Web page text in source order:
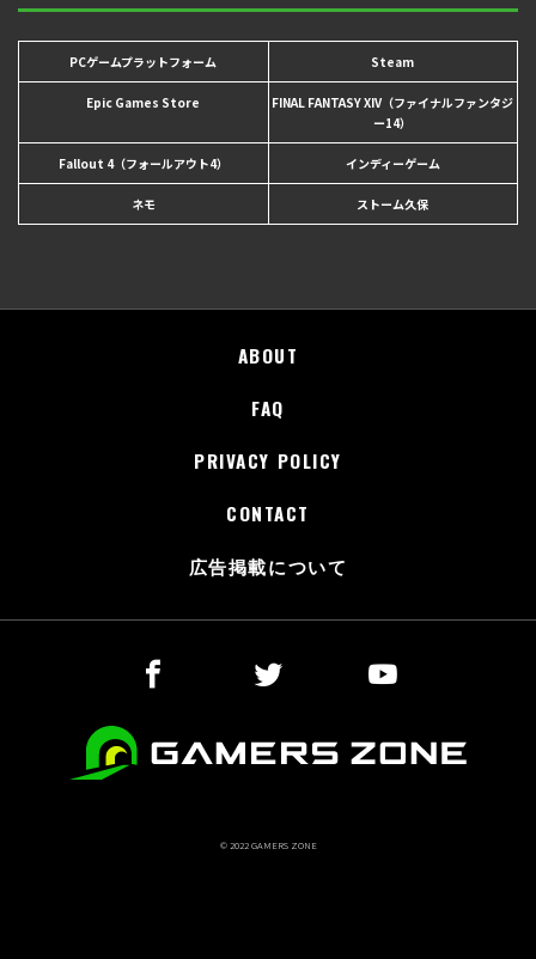
PCゲームプラットフォーム Steam
Epic Games Store
FINAL FANTASY XIV（ファイナルファンタジ
ー14）
Fallout 4（フォールアウト4） インディーゲーム
ネモ ストーム久保
ABOUT
FAQ
PRIVACY POLICY
CONTACT
広告掲載について
© 2022 GAMERS ZONE